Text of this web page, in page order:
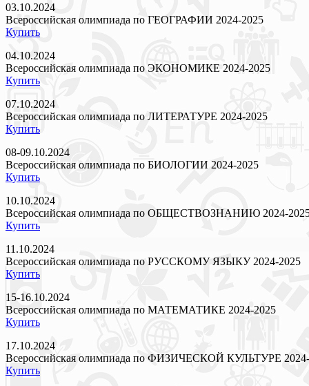
03.10.2024
Всероссийская олимпиада по ГЕОГРАФИИ 2024-2025
Купить
04.10.2024
Всероссийская олимпиада по ЭКОНОМИКЕ 2024-2025
Купить
07.10.2024
Всероссийская олимпиада по ЛИТЕРАТУРЕ 2024-2025
Купить
08-09.10.2024
Всероссийская олимпиада по БИОЛОГИИ 2024-2025
Купить
10.10.2024
Всероссийская олимпиада по ОБЩЕСТВОЗНАНИЮ 2024-
Купить
11.10.2024
Всероссийская олимпиада по РУССКОМУ ЯЗЫКУ 2024-2025
Купить
15-16.10.2024
Всероссийская олимпиада по МАТЕМАТИКЕ 2024-2025
Купить
17.10.2024
Всероссийская олимпиада по ФИЗИЧЕСКОЙ КУЛЬТУРЕ
Купить